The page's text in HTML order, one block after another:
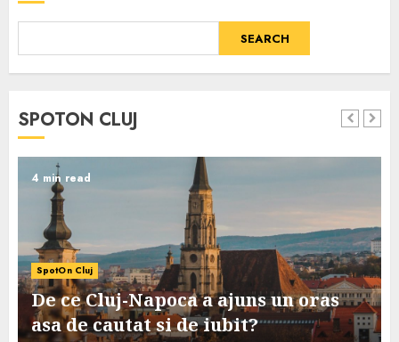
SEARCH
SPOTON CLUJ
4 min read
SpotOn Cluj
De ce Cluj-Napoca a ajuns un oras
asa de cautat si de iubit?